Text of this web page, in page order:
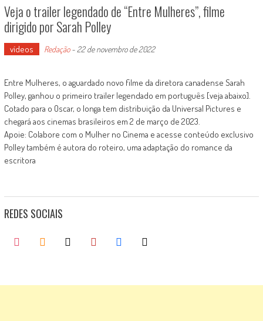
Veja o trailer legendado de “Entre Mulheres”, filme
dirigido por Sarah Polley
vídeos Redação- 22 de novembro de 2022
Entre Mulheres, o aguardado novo filme da diretora canadense Sarah
Polley, ganhou o primeiro trailer legendado em português [veja abaixo].
Cotado para o Oscar, o longa tem distribuição da Universal Pictures e
chegará aos cinemas brasileiros em 2 de março de 2023.
Apoie: Colabore com o Mulher no Cinema e acesse conteúdo exclusivo
Polley também é autora do roteiro, uma adaptação do romance da
escritora
REDES SOCIAIS